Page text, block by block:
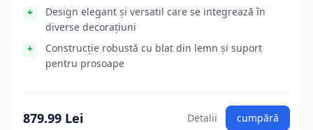
Design elegant și versatil care se integrează în
diverse decorațiuni
Construcție robustă cu blat din lemn și suport
pentru prosoape
879.99 Lei Detalii cumpără